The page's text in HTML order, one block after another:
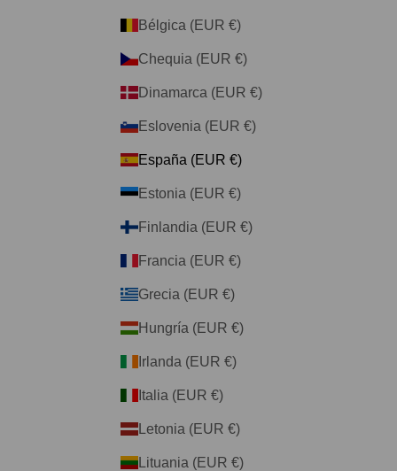
Bélgica (EUR €)
Chequia (EUR €)
Dinamarca (EUR €)
Eslovenia (EUR €)
España (EUR €)
Estonia (EUR €)
Finlandia (EUR €)
Francia (EUR €)
Grecia (EUR €)
Hungría (EUR €)
Irlanda (EUR €)
Italia (EUR €)
Letonia (EUR €)
Lituania (EUR €)